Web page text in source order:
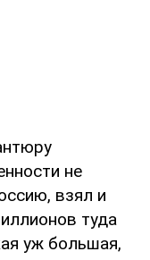
не
взял и
туда
уж большая,